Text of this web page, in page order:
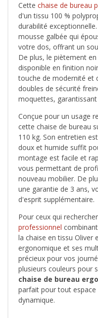
Cette chaise de bureau
d'un tissu 100 %
durabilité
mousse galbée qui
votre dos, offrant un
De plus, le piètement
disponible en finition
touche de modernité et
doubles de sécurité
moquettes,
Conçue pour un usage
cette chaise de bureau
110 kg. Son entretien
doux et humide suffit
montage est facile et
vous permettant de
nouveau mobilier. De
une garantie de 3 ans,
d'esprit supplémentaire.
Pour ceux qui
professionnel
la chaise en tissu Oliver
ergonomique et ses
précieux pour vos
plusieurs couleurs pour
chaise de bureau
parfait pour tout
dynamique.